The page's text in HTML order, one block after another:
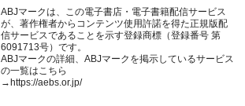
ABJマークは、この電子書店・電子書籍配信サービス
が、著作権者からコンテンツ使用許諾を得た正規版配
信サービスであることを示す登録商標（登録番号 第
6091713号）です。
ABJマークの詳細、ABJマークを掲示しているサービス
の一覧はこちら
→https://aebs.or.jp/